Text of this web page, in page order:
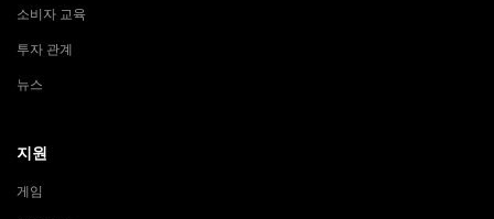
소비자 교육
투자 관계
뉴스
지원
게임